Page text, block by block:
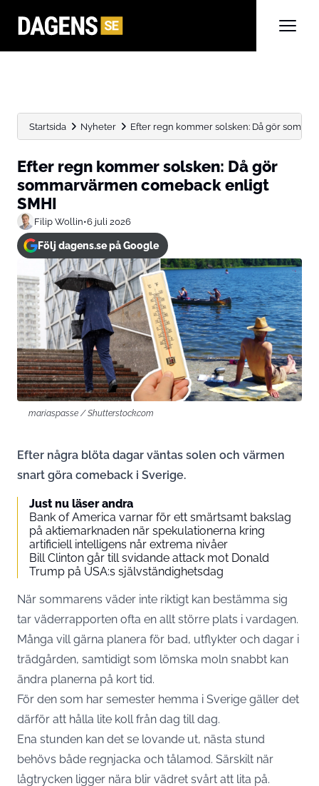
Startsida Nyheter Efter regn kommer solsken: Då gör
Efter regn kommer solsken: Då gör
sommarvärmen comeback enligt
SMHI
Filip Wollin•6 juli 2026
Följ dagens.se på Google
mariaspasse / Shutterstock.com
Efter några blöta dagar väntas solen och värmen
snart göra comeback i Sverige.
Just nu läser andra
Bank of America varnar för ett smärtsamt bakslag
på aktiemarknaden när spekulationerna kring
artificiell intelligens når extrema nivåer
Bill Clinton går till svidande attack mot Donald
Trump på USA:s självständighetsdag
När sommarens väder inte riktigt kan bestämma sig
tar väderrapporten ofta en allt större plats i vardagen.
Många vill gärna planera för bad, utflykter och dagar i
trädgården, samtidigt som lömska moln snabbt kan
ändra planerna på kort tid.
För den som har semester hemma i Sverige gäller det
därför att hålla lite koll från dag till dag.
Ena stunden kan det se lovande ut, nästa stund
behövs både regnjacka och tålamod. Särskilt när
lågtrycken ligger nära blir vädret svårt att lita på.